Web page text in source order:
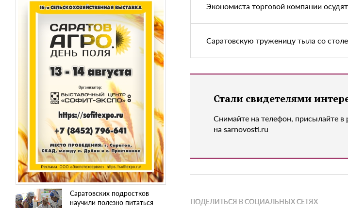
Саратовских подростков
научили полезно питаться
Экономиста торговой компании
Саратовскую труженицу тыла со
Стали свидетелями
Снимайте на телефон, присылайте в
на sarnovosti.ru
ПОДЕЛИТЬСЯ В СОЦИАЛЬНЫХ СЕТЯХ